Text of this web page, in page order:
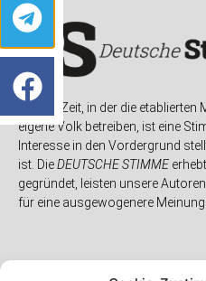
In einer Zeit, in der die
eigene Volk betreiben, ist eine
Interesse in den Vordergrund
ist. DieDEUTSCHE STIMME
gegründet, leisten unsere
für eine ausgewogenere